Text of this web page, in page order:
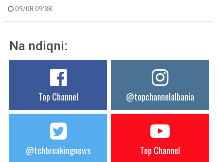
09/08 09:38
Na ndiqni:
Top Channel @topchannelalbania
@tchbreakingnews Top Channel